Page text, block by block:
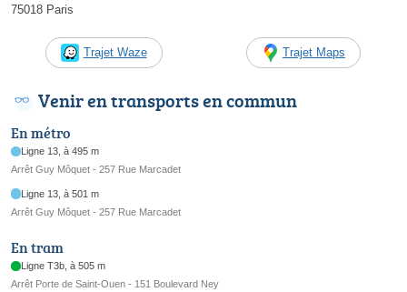
75018 Paris
Trajet Waze Trajet Maps
Venir en transports en commun
En métro
Ligne 13, à 495 m
Arrêt Guy Môquet - 257 Rue Marcadet
Ligne 13, à 501 m
Arrêt Guy Môquet - 257 Rue Marcadet
En tram
Ligne T3b, à 505 m
Arrêt Porte de Saint-Ouen - 151 Boulevard Ney